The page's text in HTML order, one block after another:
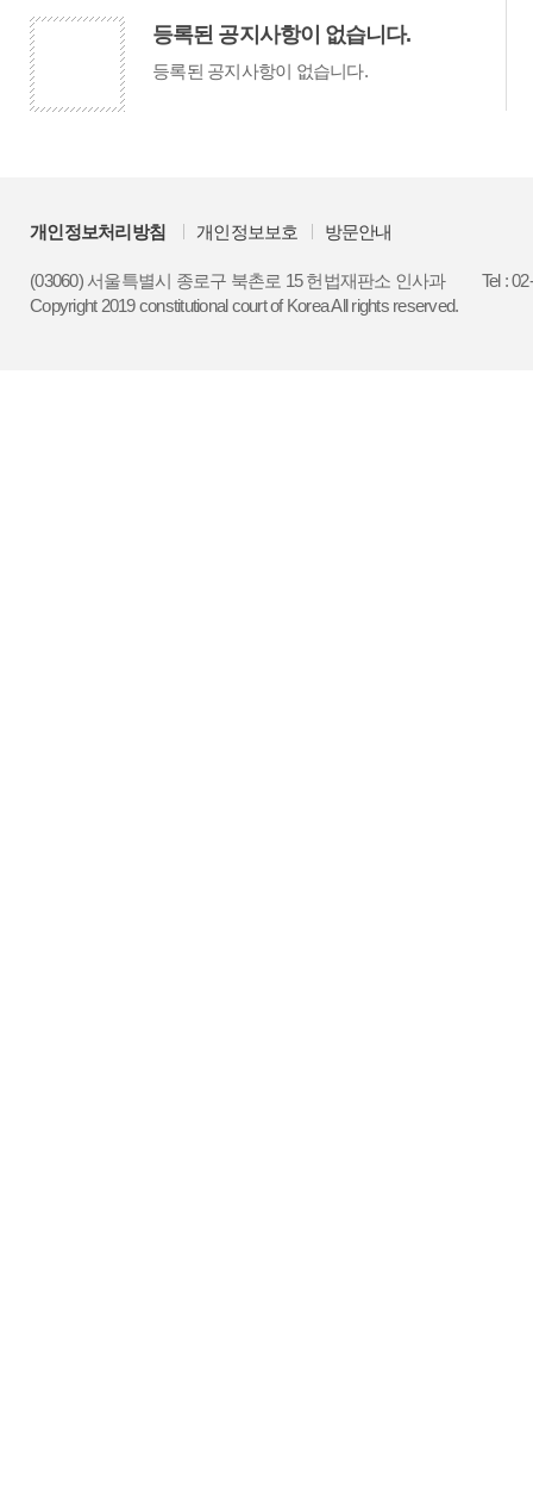
등록된 공지사항이 없습니다.
등록된 공지사항이 없습니다.
개인정보처리방침 개인정보보호 방문안내
(03060) 서울특별시 종로구 북촌로 15 헌법재판소 인사과
Tel :
Copyright 2019 constitutional court of Korea All rights reserved.